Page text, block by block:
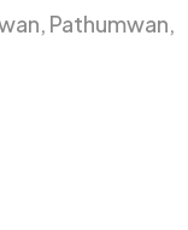
Pathumwan,